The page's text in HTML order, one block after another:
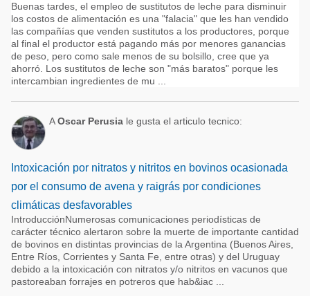
Buenas tardes, el empleo de sustitutos de leche para disminuir
los costos de alimentación es una "falacia" que les han vendido
las compañías que venden sustitutos a los productores, porque
al final el productor está pagando más por menores ganancias
de peso, pero como sale menos de su bolsillo, cree que ya
ahorró. Los sustitutos de leche son "más baratos" porque les
intercambian ingredientes de mu ...
AOscar Perusia le gusta el articulo tecnico:
Intoxicación por nitratos y nitritos en bovinos ocasionada
por el consumo de avena y raigrás por condiciones
climáticas desfavorables
IntroducciónNumerosas comunicaciones periodísticas de
carácter técnico alertaron sobre la muerte de importante cantidad
de bovinos en distintas provincias de la Argentina (Buenos Aires,
Entre Ríos, Corrientes y Santa Fe, entre otras) y del Uruguay
debido a la intoxicación con nitratos y/o nitritos en vacunos que
pastoreaban forrajes en potreros que hab&iac ...